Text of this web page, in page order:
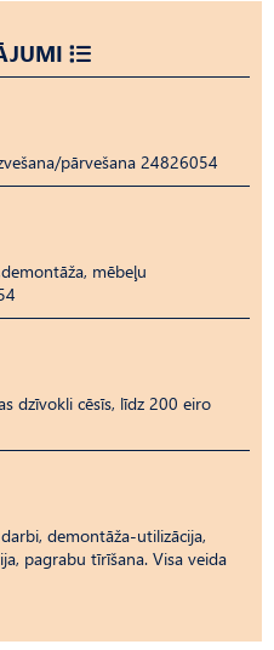
pārvešana 24826054
mēbeļu
dzīvokli cēsīs, līdz 200 eiro
demontāža-utilizācija,
pagrabu tīrīšana. Visa veida